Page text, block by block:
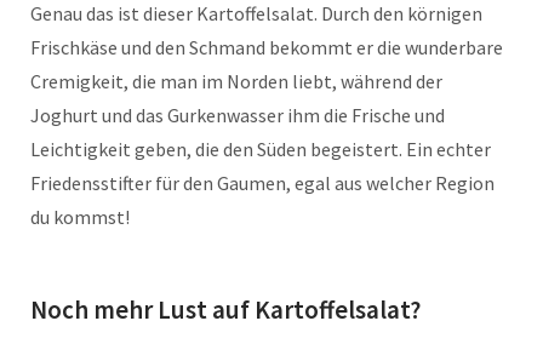
Genau das ist dieser Kartoffelsalat. Durch den körnigen
Frischkäse und den Schmand bekommt er die wunderbare
Cremigkeit, die man im Norden liebt, während der
Joghurt und das Gurkenwasser ihm die Frische und
Leichtigkeit geben, die den Süden begeistert. Ein echter
Friedensstifter für den Gaumen, egal aus welcher Region
du kommst!
Noch mehr Lust auf Kartoffelsalat?